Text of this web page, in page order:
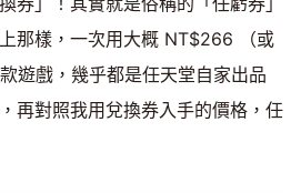
那樣，一次用大概 NT$266 （或
遊戲，幾乎都是任天堂自家出品
再對照我用兌換券入手的價格，任